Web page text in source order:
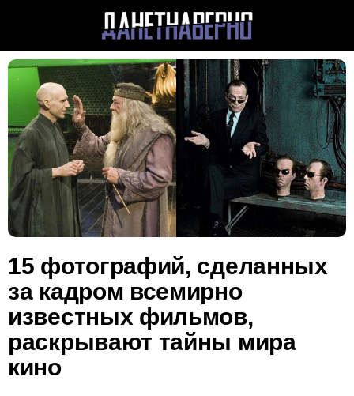
15 фотографий, сделанных
за кадром всемирно
известных фильмов,
раскрывают тайны мира
кино